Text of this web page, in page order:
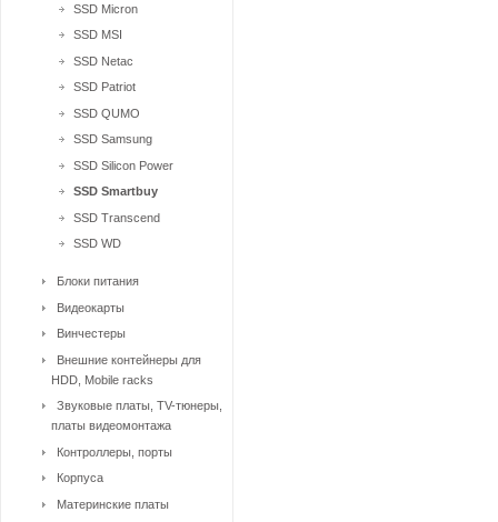
SSD Micron
SSD MSI
SSD Netac
SSD Patriot
SSD QUMO
SSD Samsung
SSD Silicon Power
SSD Smartbuy
SSD Transcend
SSD WD
Блоки питания
Видеокарты
Винчестеры
Внешние контейнеры для
HDD, Mobile racks
Звуковые платы, TV-тюнеры,
платы видеомонтажа
Контроллеры, порты
Корпуса
Материнские платы